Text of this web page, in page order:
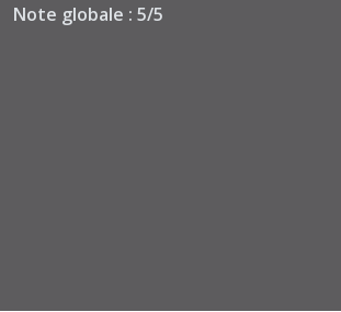
Engine
Note globale : 5/5